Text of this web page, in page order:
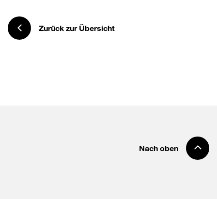
Zurück zur Übersicht
Nach oben